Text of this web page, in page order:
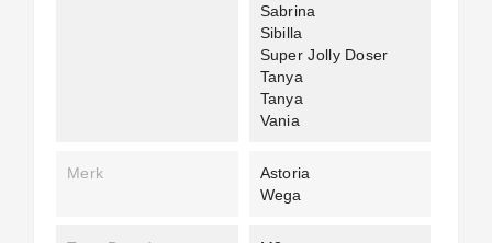
Sabrina
Sibilla
Super Jolly Doser
Tanya
Tanya
Vania
Merk
Astoria
Wega